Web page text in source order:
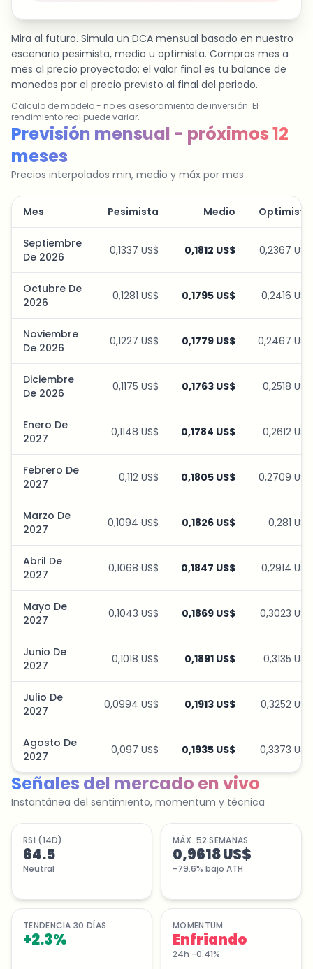
Mira al futuro. Simula un DCA mensual basado en nuestro
escenario pesimista, medio u optimista. Compras mes a
mes al precio proyectado; el valor final es tu balance de
monedas por el precio previsto al final del periodo.
Cálculo de modelo - no es asesoramiento de inversión. El
rendimiento real puede variar.
Simulador de plan de ahorro
Previsión mensual - próximos 12
meses
Precios interpolados min, medio y máx por mes
Mes Pesimista Medio Optimista
Septiembre
De 2026
0,1337 US$ 0,1812 US$ 0,2367 US$
Octubre De
2026
0,1281 US$ 0,1795 US$ 0,2416 US$
Noviembre
De 2026
0,1227 US$ 0,1779 US$ 0,2467 US$
Diciembre
De 2026
0,1175 US$ 0,1763 US$ 0,2518 US$
Enero De
2027
0,1148 US$ 0,1784 US$ 0,2612 US$
Febrero De
2027
0,112 US$ 0,1805 US$ 0,2709 US$
Marzo De
2027
0,1094 US$ 0,1826 US$ 0,281 US$
Abril De
2027
0,1068 US$ 0,1847 US$ 0,2914 US$
Mayo De
2027
0,1043 US$ 0,1869 US$ 0,3023 US$
Junio De
2027
0,1018 US$ 0,1891 US$ 0,3135 US$
Julio De
2027
0,0994 US$ 0,1913 US$ 0,3252 US$
Agosto De
2027
0,097 US$ 0,1935 US$ 0,3373 US$
Señales del mercado en vivo
Instantánea del sentimiento, momentum y técnica
RSI (14D)
64.5
Neutral
MÁX. 52 SEMANAS
0,9618 US$
-79.6% bajo ATH
TENDENCIA 30 DÍAS
+2.3%
MOMENTUM
Enfriando
24h -0.41%